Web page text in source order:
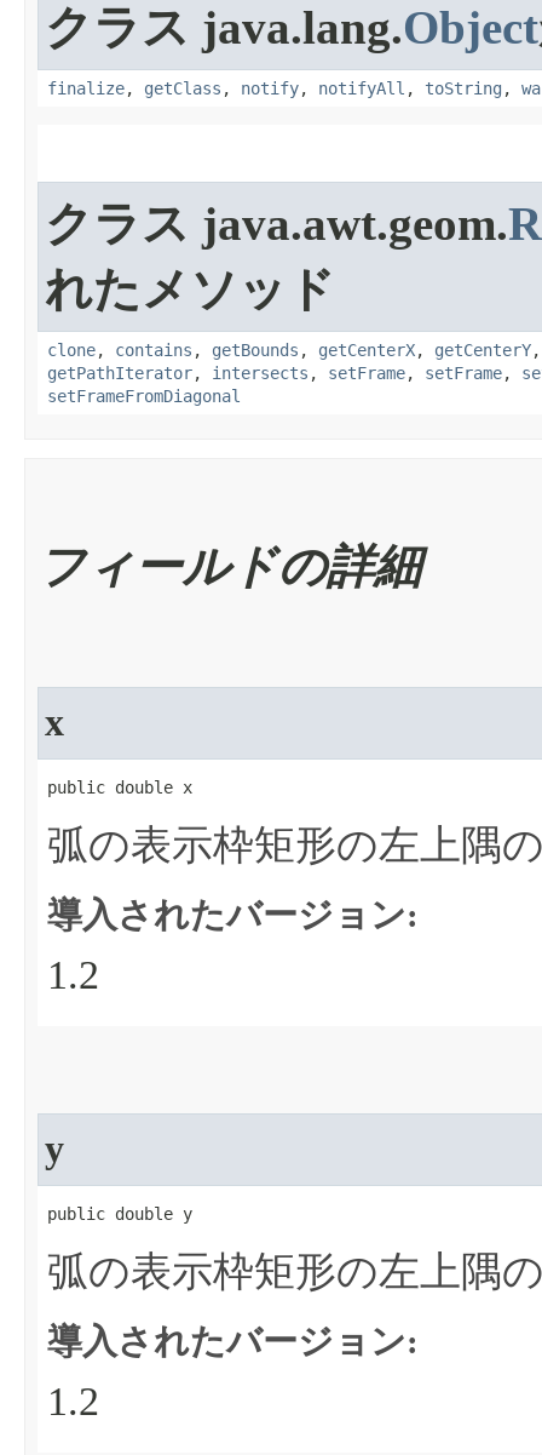
クラス java.lang.Object
finalize, getClass , notify, notifyAll , toString ,
クラス java.awt.geom.
れたメソッド
clone, contains , getBounds , getCenterX, getCenterY
getPathIterator, intersects , setFrame, setFrame,
setFrameFromDiagonal
フィールドの詳細
x
public double x
弧の表示枠矩形の左上隅
導入されたバージョン:
1.2
y
public double y
弧の表示枠矩形の左上隅
導入されたバージョン:
1.2